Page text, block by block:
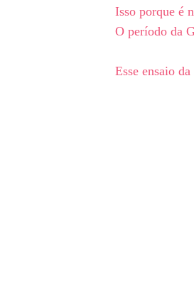
Isso porque é
O período da
Esse ensaio